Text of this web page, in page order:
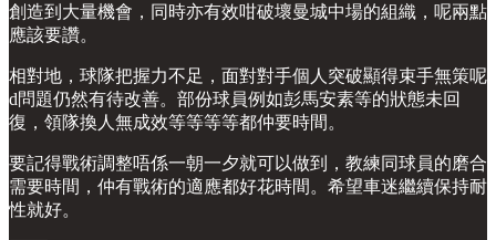
創造到大量機會，同時亦有效咁破壞曼城中場的組織，呢兩點
應該要讚。
相對地，球隊把握力不足，面對對手個人突破顯得束手無策呢
d問題仍然有待改善。部份球員例如彭馬安素等的狀態未回
復，領隊換人無成效等等等等都仲要時間。
要記得戰術調整唔係一朝一夕就可以做到，教練同球員的磨合
需要時間，仲有戰術的適應都好花時間。希望車迷繼續保持耐
性就好。